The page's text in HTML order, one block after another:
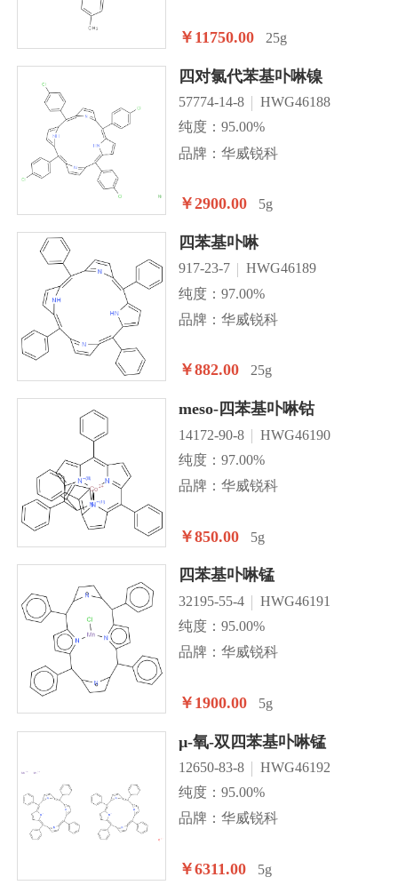
￥11750.00 25g
四对氯代苯基卟啉镍
57774-14-8
HWG46188
纯度：95.00%
品牌：华威锐科
￥2900.00 5g
四苯基卟啉
917-23-7
HWG46189
纯度：97.00%
品牌：华威锐科
￥882.00 25g
meso-四苯基卟啉钴
14172-90-8
HWG46190
纯度：97.00%
品牌：华威锐科
￥850.00 5g
四苯基卟啉锰
32195-55-4
HWG46191
纯度：95.00%
品牌：华威锐科
￥1900.00 5g
µ-氧-双四苯基卟啉锰
12650-83-8
HWG46192
纯度：95.00%
品牌：华威锐科
￥6311.00 5g